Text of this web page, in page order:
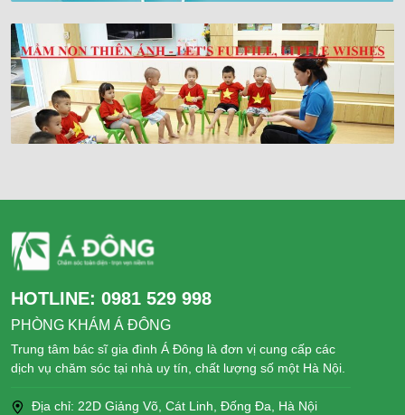
HOTLINE: 0981 529 998
PHÒNG KHÁM Á ĐÔNG
Trung tâm bác sĩ gia đình Á Đông là đơn vị cung cấp các
dịch vụ chăm sóc tại nhà uy tín, chất lượng số một Hà Nội.
Địa chỉ: 22D Giảng Võ, Cát Linh, Đống Đa, Hà Nội